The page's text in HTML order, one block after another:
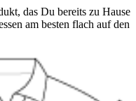
das Du bereits zu Hause
am besten flach auf den